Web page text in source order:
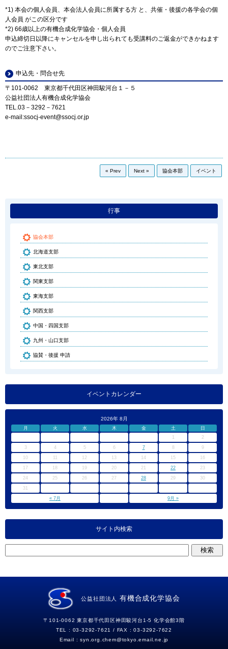
*1) 本会の個人会員、本会法人会員に所属する方 と、共催・後援の各学会の個
人会員 がこの区分です
*2) 66歳以上の有機合成化学協会・個人会員
申込締切日以降にキャンセルを申し出られても受講料のご返金ができかねます
のでご注意下さい。
申込先・問合せ先
〒101-0062 東京都千代田区神田駿河台１－５
公益社団法人有機合成化学協会
TEL.03－3292－7621
e-mail:ssocj-event ssocj.or.jp
« Prev Next » 協会本部 イベント
行事
協会本部
北海道支部
東北支部
関東支部
東海支部
関西支部
中国・四国支部
九州・山口支部
協賛・後援 申請
イベントカレンダー
2026年 8月
月 火 水 木 金 土
日
2
3
4 5 6 7 8
9
10
12 13 14 15
16
17
18 19 20 21 22
23
24
25 26 27 28 29
30
31
« 7月
9月 »
サイト内検索
公益社団法人 有機合成化学協会
〒101-0062 東京都千代田区神田駿河台1-5 化学会館3階
TEL : 03-3292-7621 / FAX : 03-3292-7622
Email :syn.org.chem tokyo.email.ne.jp